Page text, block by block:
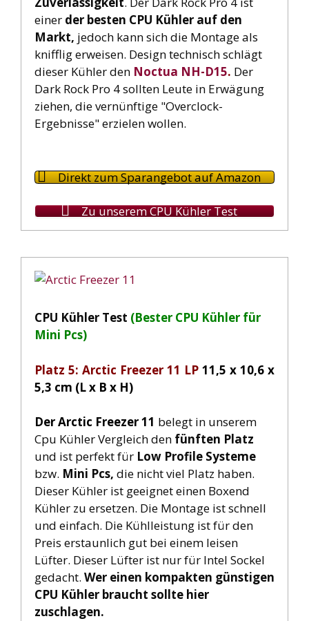
einer der besten CPU Kühler auf den
Markt, jedoch kann sich die Montage als
knifflig erweisen. Design technisch schlägt
dieser Kühler den Noctua NH-D15. Der
Dark Rock Pro 4 sollten Leute in Erwägung
ziehen, die vernünftige "Overclock-
Ergebnisse" erzielen wollen.
Direkt zum Sparangebot auf Amazon
Zu unserem CPU Kühler Test
CPU Kühler Test (Bester CPU Kühler für
Mini Pcs)
Platz 5: Arctic Freezer 11 LP11,5 x 10,6 x
5,3 cm (L x B x H)
Der Arctic Freezer 11 belegt in unserem
Cpu Kühler Vergleich denfünften Platz
und ist perfekt für Low Profile Systeme
bzw. Mini Pcs, die nicht viel Platz haben.
Dieser Kühler ist geeignet einen Boxend
Kühler zu ersetzen. Die Montage ist schnell
und einfach. Die Kühlleistung ist für den
Preis erstaunlich gut bei einem leisen
Lüfter. Dieser Lüfter ist nur für Intel Sockel
gedacht. Wer einen kompakten günstigen
CPU Kühler braucht sollte hier
zuschlagen.